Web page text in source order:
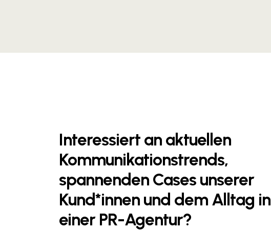
Interessiert an aktuellen
Kommuni­kations­­trends,
spannenden Cases unserer
Kund*innen und dem Alltag in
einer PR-Agentur?